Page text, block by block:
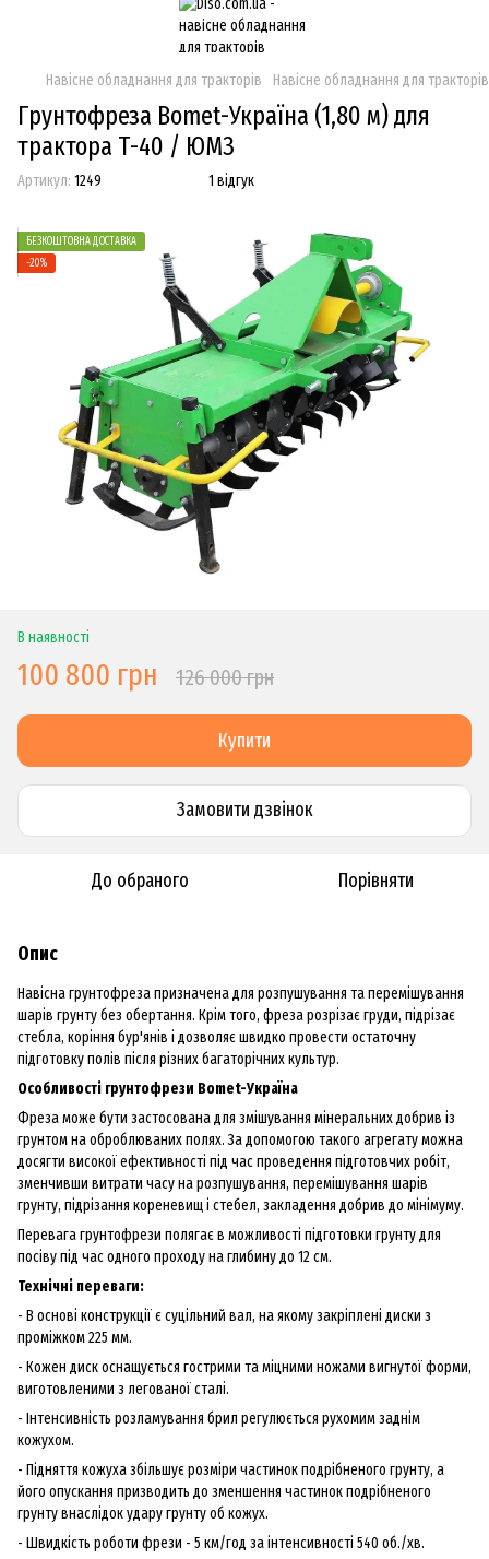
Навісне обладнання для тракторів Навісне обладнання для
Грунтофреза Bomet-Україна (1,80 м) для
трактора Т-40 / ЮМЗ
Артикул: 1249 1 відгук
БЕЗКОШТОВНА ДОСТАВКА
−20%
В наявності
100 800 грн 126 000 грн
Купити
Замовити дзвiнок
До обраного Порівняти
Опис
Навісна грунтофреза призначена для розпушування та перемішування
шарів грунту без обертання. Крім того, фреза розрізає груди, підрізає
стебла, коріння бур'янів і дозволяє швидко провести остаточну
підготовку полів після різних багаторічних культур.
Особливості грунтофрези Bomet-Україна
Фреза може бути застосована для змішування мінеральних добрив із
грунтом на оброблюваних полях. За допомогою такого агрегату можна
досягти високої ефективності під час проведення підготовчих робіт,
зменчивши витрати часу на розпушування, перемішування шарів
грунту, підрізання кореневищ і стебел, закладення добрив до мінімуму.
Перевага грунтофрези полягає в можливості підготовки грунту для
посіву під час одного проходу на глибину до 12 см.
Технічні переваги:
- В основі конструкції є суцільний вал, на якому закріплені диски з
проміжком 225 мм.
- Кожен диск оснащується гострими та міцними ножами вигнутої форми,
виготовленими з легованої сталі.
- Інтенсивність розламування брил регулюється рухомим заднім
кожухом.
- Підняття кожуха збільшує розміри частинок подрібненого грунту, а
його опускання призводить до зменшення частинок подрібненого
грунту внаслідок удару грунту об кожух.
- Швидкість роботи фрези - 5 км/год за інтенсивності 540 об./хв.